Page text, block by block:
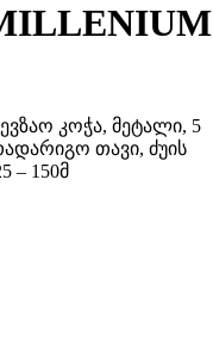
კოჭა, მეტალი, 5
თავი, ძუის
– 150მ